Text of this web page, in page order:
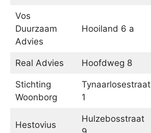
Vos
Duurzaam
Advies
Hooiland 6 a
Real Advies Hoofdweg 8
Stichting
Woonborg
Tynaarlosestraat
1
Hestovius
Hulzebosstraat